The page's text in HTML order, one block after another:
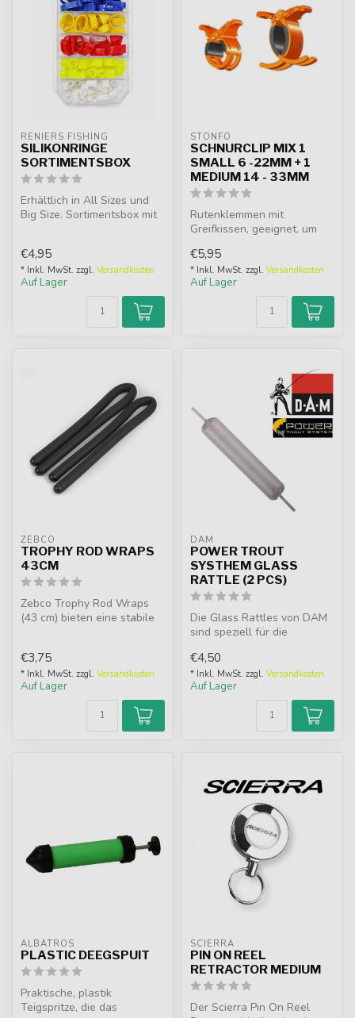
RENIERS FISHING
SILIKONRINGE
SORTIMENTSBOX
Erhältlich in All Sizes und
Big Size. Sortimentsbox mit
€4,95
* Inkl. MwSt. zzgl. Versandkosten
Auf Lager
STONFO
SCHNURCLIP MIX 1
SMALL 6 -22MM + 1
MEDIUM 14 - 33MM
Rutenklemmen mit
Greifkissen, geeignet, um
oder am K...
€5,95
* Inkl. MwSt. zzgl. Versandkosten
Auf Lager
ZEBCO
TROPHY ROD WRAPS
43CM
Zebco Trophy Rod Wraps
(43 cm) bieten eine stabile
€3,75
* Inkl. MwSt. zzgl. Versandkosten
Auf Lager
DAM
POWER TROUT
SYSTHEM GLASS
RATTLE (2 PCS)
Die Glass Rattles von DAM
sind speziell für die
gemacht. Bei ...
€4,50
* Inkl. MwSt. zzgl. Versandkosten
Auf Lager
ALBATROS
PLASTIC DEEGSPUIT
Praktische, plastik
Teigspritze, die das
SCIERRA
PIN ON REEL
RETRACTOR MEDIUM
Der Scierra Pin On Reel